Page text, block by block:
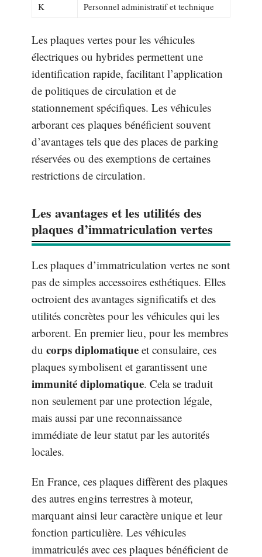
K
Personnel administratif et technique
Les plaques vertes pour les véhicules
électriques ou hybrides permettent une
identification rapide, facilitant l’application
de politiques de circulation et de
stationnement spécifiques. Les véhicules
arborant ces plaques bénéficient souvent
d’avantages tels que des places de parking
réservées ou des exemptions de certaines
restrictions de circulation.
Les avantages et les utilités des
plaques d’immatriculation vertes
Les plaques d’immatriculation vertes ne sont
pas de simples accessoires esthétiques. Elles
octroient des avantages significatifs et des
utilités concrètes pour les véhicules qui les
arborent. En premier lieu, pour les membres
du corps diplomatique et consulaire, ces
plaques symbolisent et garantissent une
immunité diplomatique. Cela se traduit
non seulement par une protection légale,
mais aussi par une reconnaissance
immédiate de leur statut par les autorités
locales.
En France, ces plaques diffèrent des plaques
des autres engins terrestres à moteur,
marquant ainsi leur caractère unique et leur
fonction particulière. Les véhicules
immatriculés avec ces plaques bénéficient de